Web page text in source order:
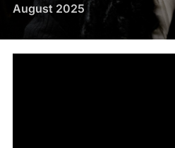
August 2025